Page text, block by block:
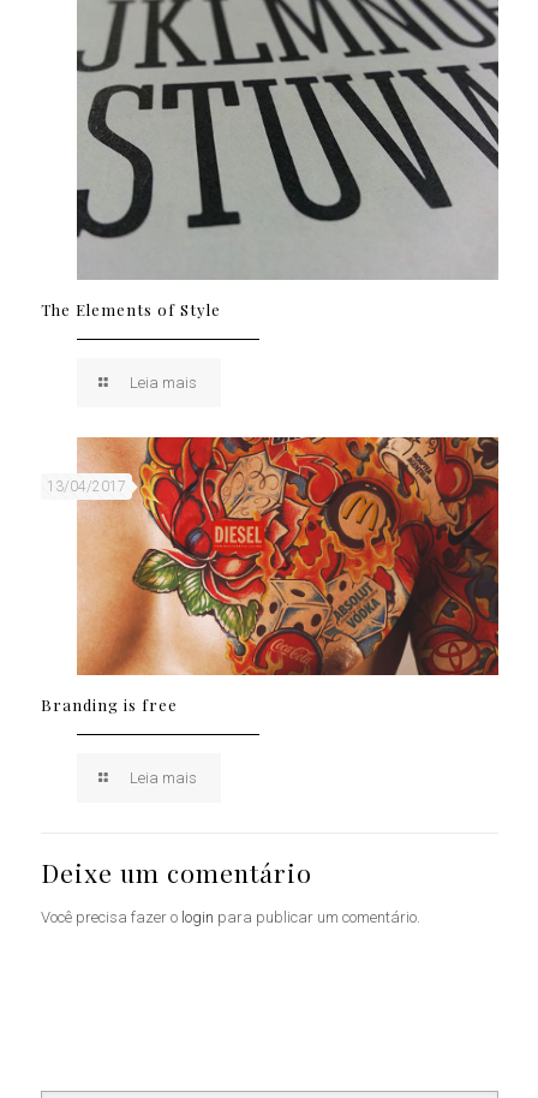
The Elements of Style
Leia mais
13/04/2017
Branding is free
Leia mais
Deixe um comentário
Você precisa fazer o login para publicar um comentário.